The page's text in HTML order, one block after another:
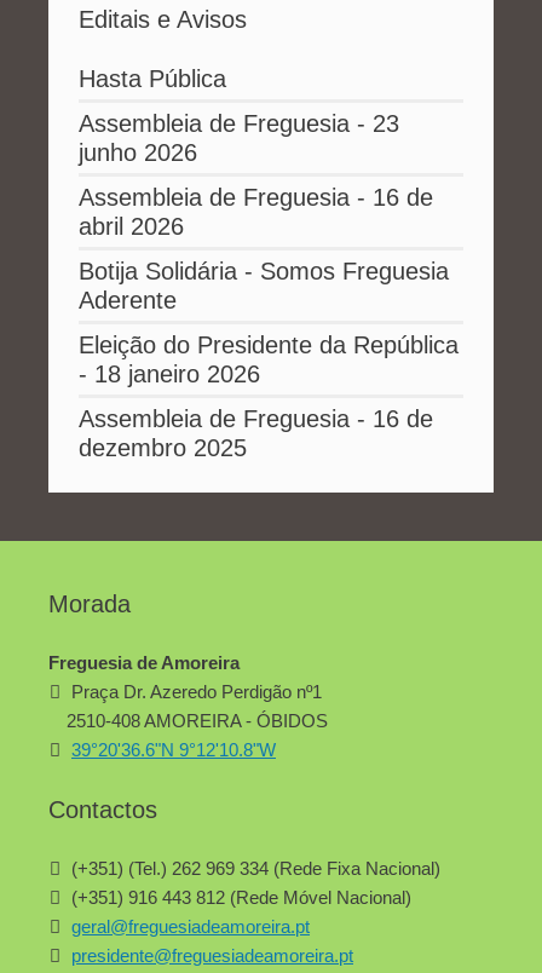
Editais e Avisos
Hasta Pública
Assembleia de Freguesia - 23
junho 2026
Assembleia de Freguesia - 16 de
abril 2026
Botija Solidária - Somos Freguesia
Aderente
Eleição do Presidente da República
- 18 janeiro 2026
Assembleia de Freguesia - 16 de
dezembro 2025
Morada
Freguesia de Amoreira
Praça Dr. Azeredo Perdigão nº1
2510-408 AMOREIRA - ÓBIDOS
39°20'36.6"N 9°12'10.8"W
Contactos
(+351) (Tel.) 262 969 334 (Rede Fixa Nacional)
(+351) 916 443 812 (Rede Móvel Nacional)
geral@freguesiadeamoreira.pt
presidente@freguesiadeamoreira.pt